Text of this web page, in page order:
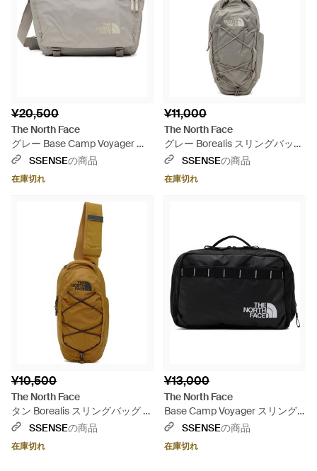
¥20,500
The North Face
グレー Base Camp Voyager メ
ッセンジャーバッグ
SSENSEの商品
在庫切れ
¥11,000
The North Face
グレー Borealis スリングバッグ
- ブラック
SSENSEの商品
在庫切れ
¥10,500
The North Face
タン Borealis スリングバッグ -
オレンジ
SSENSEの商品
在庫切れ
¥13,000
The North Face
Base Camp Voyager スリング
バッグ - ブラック
SSENSEの商品
在庫切れ